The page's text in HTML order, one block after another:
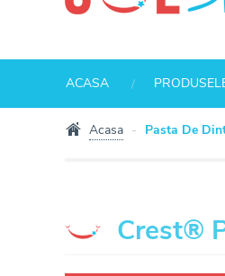
ACASA
Acasa Pasta De
Crest®